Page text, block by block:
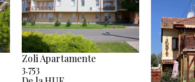
Zoli Apartamente
3.753